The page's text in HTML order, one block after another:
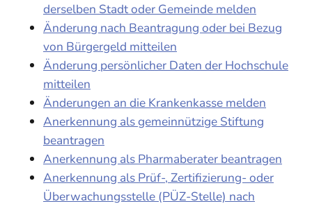
derselben Stadt oder Gemeinde melden
Änderung nach Beantragung oder bei Bezug
von Bürgergeld mitteilen
Änderung persönlicher Daten der Hochschule
mitteilen
Änderungen an die Krankenkasse melden
Anerkennung als gemeinnützige Stiftung
beantragen
Anerkennung als Pharmaberater beantragen
Anerkennung als Prüf-, Zertifizierung- oder
Überwachungsstelle (PÜZ-Stelle) nach